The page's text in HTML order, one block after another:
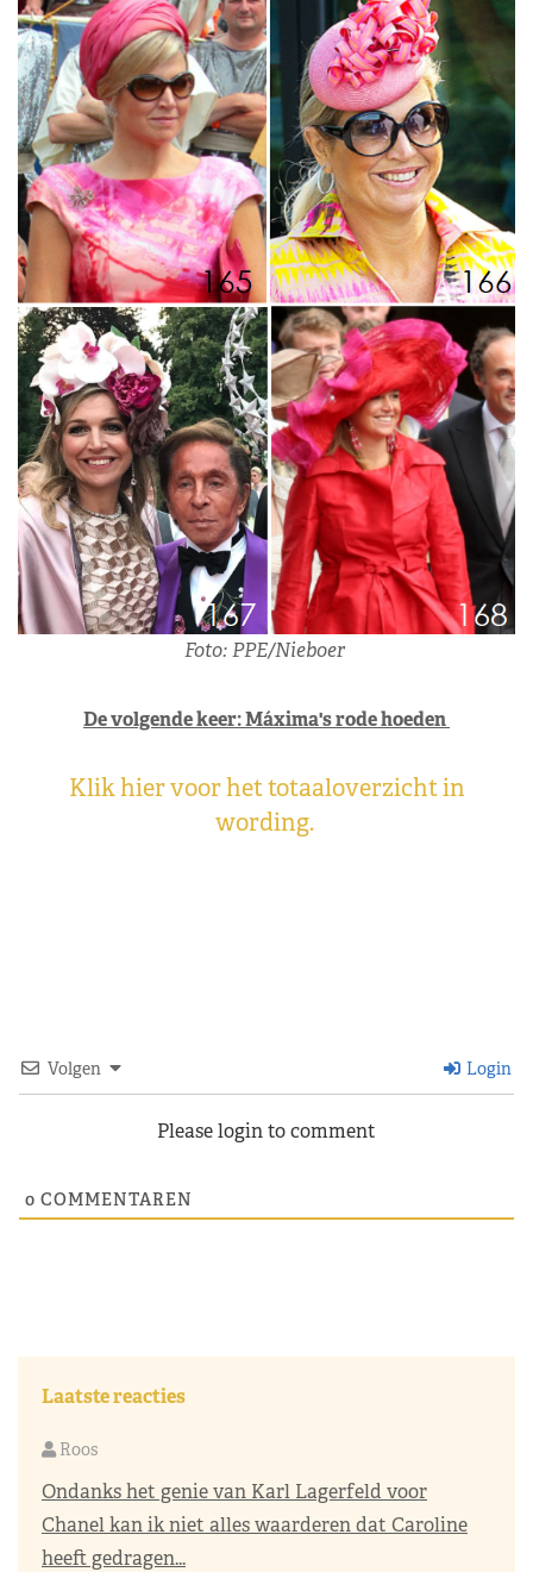
Foto: PPE/Nieboer
De volgende keer: Máxima's rode hoeden
Klik hier voor het totaaloverzicht in
wording.
Volgen Login
Please login to comment
0 COMMENTAREN
Laatste reacties
Roos
Ondanks het genie van Karl Lagerfeld voor
Chanel kan ik niet alles waarderen dat Caroline
heeft gedragen...